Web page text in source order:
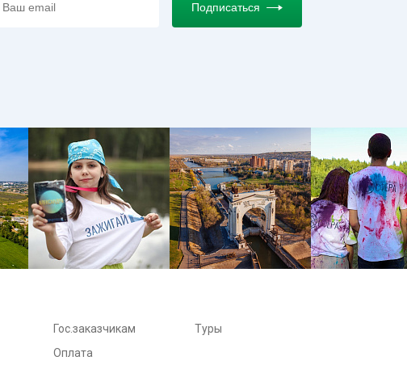
Подписаться
Гос.заказчикам
Туры
Оплата